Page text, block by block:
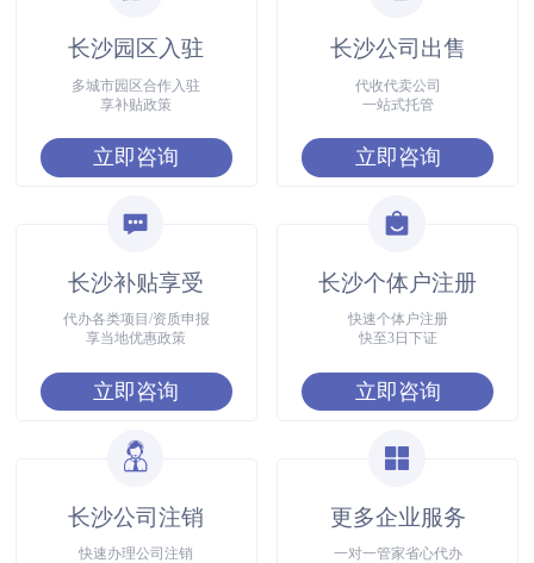
长沙园区入驻
多城市园区合作入驻
享补贴政策
立即咨询
长沙公司出售
代收代卖公司
一站式托管
立即咨询
长沙补贴享受
代办各类项目/资质申报
享当地优惠政策
立即咨询
长沙个体户注册
快速个体户注册
快至3日下证
立即咨询
长沙公司注销
快速办理公司注销
更多企业服务
一对一管家省心代办